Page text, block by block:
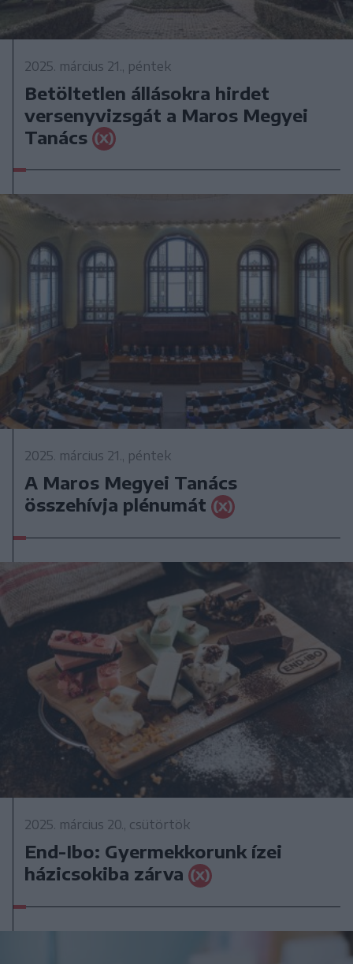
2025. március 21., péntek
Betöltetlen állásokra hirdet
versenyvizsgát a Maros Megyei
Tanács
2025. március 21., péntek
A Maros Megyei Tanács
összehívja plénumát
2025. március 20., csütörtök
End-Ibo: Gyermekkorunk ízei
házicsokiba zárva